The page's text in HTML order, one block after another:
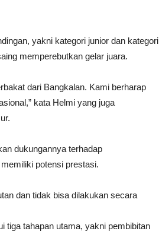
yakni kategori junior dan kategori
memperebutkan gelar juara.
dari Bangkalan. Kami berharap
kata Helmi yang juga
dukungannya terhadap
potensi prestasi.
dan tidak bisa dilakukan secara
tiga tahapan utama, yakni pembibitan